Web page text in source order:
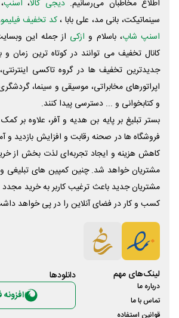
اطلاع مخاطبان می‌رسانیم. دیجی کالا، اسنپ
سینماتیکت، بانی مد، علی‌ بابا ،کد تخفیف فیلیمو
اسنپ شاپ، باسلام و ازکی از جمله این
کانال تخفیف می توانند در کوتاه ترین زمان
جدیدترین تخفیف ها در گروه تاکسی
اپراتورهای مخابراتی، موسیقی و سینما،
و کتابخوانی و ... دسترسی پیدا کنند.
بستر تبلیغ بر پایه بن هدیه و آفر، علاوه بر
فروشگاه ها در صحنه رقابت و افزایش بازدید و
کاهش هزینه و ایجاد تجربه‌ای لذت بخش از
مشتریان خواهد شد. چنین کمپین های
مشتریان جدید باعث ترغیب کاربر به خرید
کسب و کار در فضای آنلاین را در پی خواهد
لینک‌های مهم
درباره ما
تماس با ما
قوانین استفاده
دانلود‌ها